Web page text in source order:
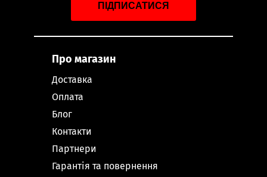
ПІДПИСАТИСЯ
Про магазин
Доставка
Оплата
Блог
Контакти
Партнери
Гарантія та повернення